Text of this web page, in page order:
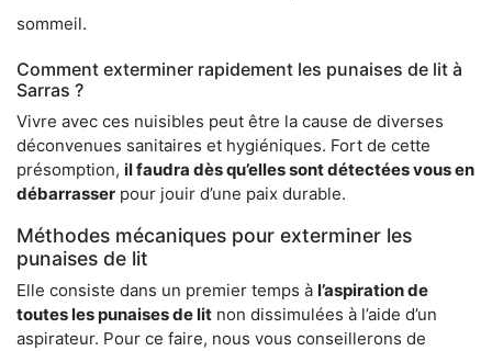
sommeil.
Comment exterminer rapidement les punaises de lit à
Sarras ?
Vivre avec ces nuisibles peut être la cause de diverses
déconvenues sanitaires et hygiéniques. Fort de cette
présomption, il faudra dès qu’elles sont détectées vous en
débarrasser pour jouir d’une paix durable.
Méthodes mécaniques pour exterminer les
punaises de lit
Elle consiste dans un premier temps à l’aspiration de
toutes les punaises de lit non dissimulées à l’aide d’un
aspirateur. Pour ce faire, nous vous conseillerons de